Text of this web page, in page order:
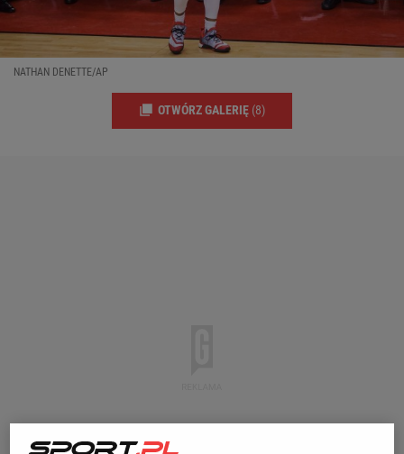
NATHAN DENETTE/AP
OTWÓRZ GALERIĘ (8)